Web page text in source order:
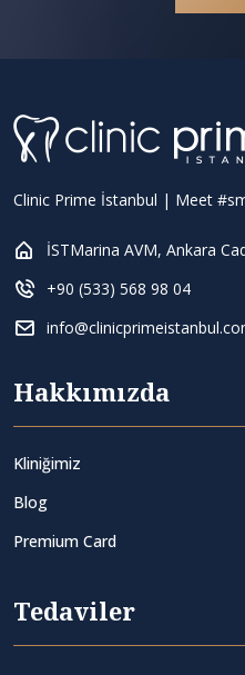
Clinic Prime İstanbul | Meet
İSTMarina AVM, Ankara
+90 (533) 568 98 04
Hakkımızda
Kliniğimiz
Blog
Premium Card
Tedaviler